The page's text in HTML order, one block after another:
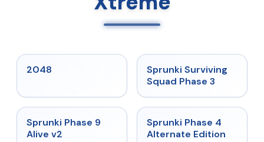
2048 ★ 4.7
Sprunki Surviving
Squad Phase 3
★
Sprunki Phase 9
Alive v2
★
Sprunki Phase 4
Alternate Edition